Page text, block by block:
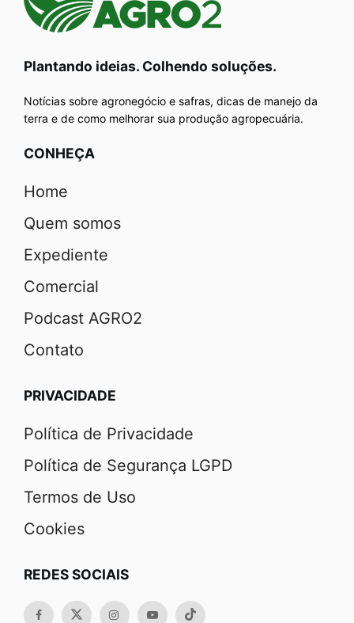
Plantando ideias. Colhendo soluções.
Notícias sobre agronegócio e safras, dicas de manejo da
terra e de como melhorar sua produção agropecuária.
CONHEÇA
Home
Quem somos
Expediente
Comercial
Podcast AGRO2
Contato
PRIVACIDADE
Política de Privacidade
Política de Segurança LGPD
Termos de Uso
Cookies
REDES SOCIAIS